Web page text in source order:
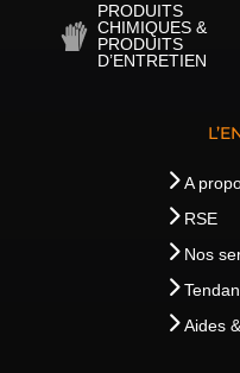
PRODUITS
CHIMIQUES &
PRODUITS
D’ENTRETIEN
A
RSE
Nos
Aides